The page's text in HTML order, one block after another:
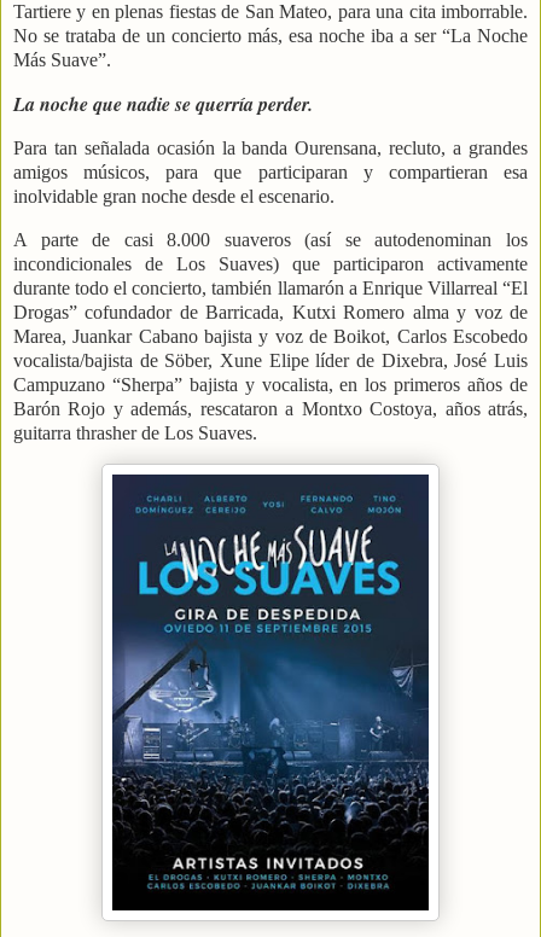
Tartiere y en plenas fiestas de San Mateo, para una cita imborrable.
No se trataba de un concierto más, esa noche iba a ser “La Noche
Más Suave”.
La noche que nadie se querría perder.
Para tan señalada ocasión la banda Ourensana, recluto, a grandes
amigos músicos, para que participaran y compartieran esa
inolvidable gran noche desde el escenario.
A parte de casi 8.000 suaveros (así se autodenominan los
incondicionales de Los Suaves) que participaron activamente
durante todo el concierto, también llamarón a Enrique Villarreal “El
Drogas” cofundador de Barricada, Kutxi Romero alma y voz de
Marea, Juankar Cabano bajista y voz de Boikot, Carlos Escobedo
vocalista/bajista de Söber, Xune Elipe líder de Dixebra, José Luis
Campuzano “Sherpa” bajista y vocalista, en los primeros años de
Barón Rojo y además, rescataron a Montxo Costoya, años atrás,
guitarra thrasher de Los Suaves.